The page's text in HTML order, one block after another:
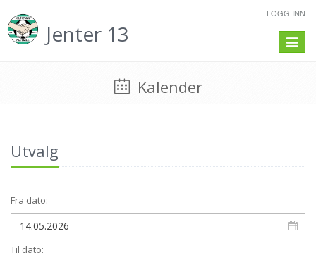
LOGG INN
Jenter 13
Toggle
Kalender
Utvalg
Fra dato:
Til dato: